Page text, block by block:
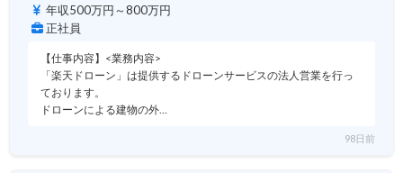
年収500万円～800万円
正社員
【仕事内容】<業務内容>
「楽天ドローン」は提供するドローンサービスの法人営業を行っ
ております。
ドローンによる建物の外…
98日前